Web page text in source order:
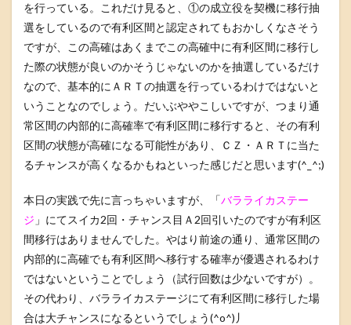
を行っている。これだけ見ると、①の成立役を契機に移行抽
選をしているので有利区間と認定されてもおかしくなさそう
ですが、この高確はあくまでこの高確中に有利区間に移行し
た際の状態が良いのかそうじゃないのかを抽選しているだけ
なので、基本的にＡＲＴの抽選を行っているわけではないと
いうことなのでしょう。だいぶややこしいですが、つまり通
常区間の内部的に高確率で有利区間に移行すると、その有利
区間の状態が高確になる可能性があり、ＣＺ・ＡＲＴに当た
るチャンスが高くなるかもねといった感じだと思います(^_^;)
本日の実践で先に言っちゃいますが、「バラライカステー
ジ 」にてスイカ2回・チャンス目Ａ2回引いたのですが有利区
間移行はありませんでした。やはり前途の通り、通常区間の
内部的に高確でも有利区間へ移行する確率が優遇されるわけ
ではないということでしょう（試行回数は少ないですが）。
その代わり、バラライカステージにて有利区間に移行した場
合は大チャンスになるというでしょう(^o^)丿